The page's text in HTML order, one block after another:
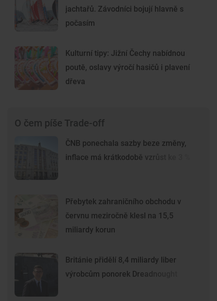
jachtařů. Závodníci bojují hlavně s
počasím
Kulturní tipy: Jižní Čechy nabídnou
poutě, oslavy výročí hasičů i plavení
dřeva
O čem píše Trade-off
ČNB ponechala sazby beze změny,
inflace má krátkodobě vzrůst ke 3 %
Přebytek zahraničního obchodu v
červnu meziročně klesl na 15,5
miliardy korun
Británie přidělí 8,4 miliardy liber
výrobcům ponorek Dreadnought